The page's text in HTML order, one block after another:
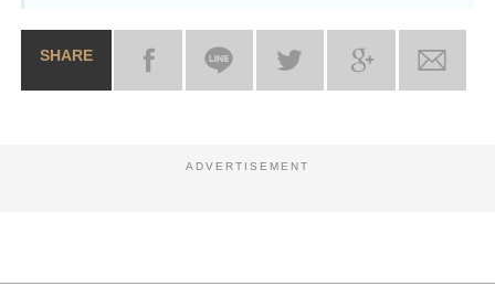
SHARE
ADVERTISEMENT